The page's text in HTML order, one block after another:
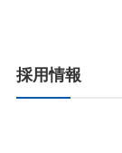
採用情報